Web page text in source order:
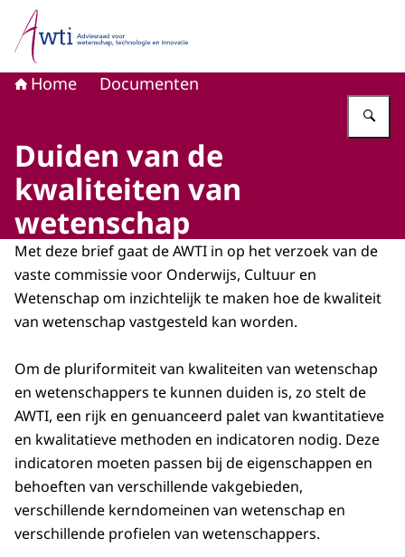
Naar de homepage van Adviesraad voor wetenschap,
Home Documenten
Duiden van de
kwaliteiten van
wetenschap
Met deze brief gaat de AWTI in op het verzoek van de
vaste commissie voor Onderwijs, Cultuur en
Wetenschap om inzichtelijk te maken hoe de kwaliteit
van wetenschap vastgesteld kan worden.
Om de pluriformiteit van kwaliteiten van wetenschap
en wetenschappers te kunnen duiden is, zo stelt de
AWTI, een rijk en genuanceerd palet van kwantitatieve
en kwalitatieve methoden en indicatoren nodig. Deze
indicatoren moeten passen bij de eigenschappen en
behoeften van verschillende vakgebieden,
verschillende kerndomeinen van wetenschap en
verschillende profielen van wetenschappers.